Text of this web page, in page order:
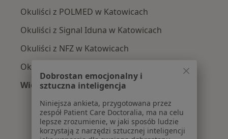
Okuliści z POLMED w Katowicach
Okuliści z Signal Iduna w Katowicach
Okuliści z NFZ w Katowicach
Okuliści z Medica Polska w Katowicach
Więcej (11)
Dobrostan emocjonalny i
sztuczna inteligencja
Niniejsza ankieta, przygotowana przez
zespół Patient Care Doctoralia, ma na celu
lepsze zrozumienie, w jaki sposób ludzie
korzystają z narzędzi sztucznej inteligencji